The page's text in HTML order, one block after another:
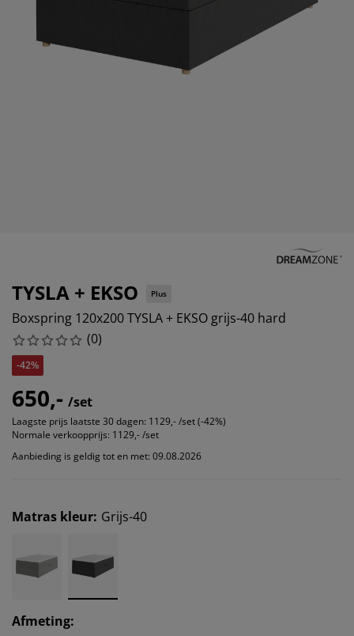
TYSLA + EKSO Plus
Boxspring 120x200 TYSLA + EKSO grijs-40 hard
(0)
-42%
650,- /set
Laagste prijs laatste 30 dagen: 1129,- /set (-42%)
Normale verkoopprijs: 1129,- /set
Aanbieding is geldig tot en met: 09.08.2026
Matras kleur: Grijs-40
Afmeting: